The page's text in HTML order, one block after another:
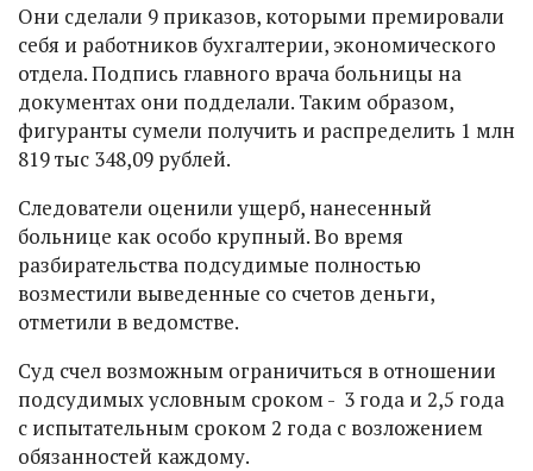
Они сделали 9 приказов, которыми премировали
себя и работников бухгалтерии, экономического
отдела. Подпись главного врача больницы на
документах они подделали. Таким образом,
фигуранты сумели получить и распределить 1 млн
819 тыс 348,09 рублей.
Следователи оценили ущерб, нанесенный
больнице как особо крупный. Во время
разбирательства подсудимые полностью
возместили выведенные со счетов деньги,
отметили в ведомстве.
Суд счел возможным ограничиться в отношении
подсудимых условным сроком - 3 года и 2,5 года
с испытательным сроком 2 года с возложением
обязанностей каждому.